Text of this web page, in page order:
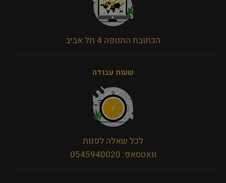
הכתובת התנופה 4 תל אביב
שעות עבודה
לכל שאלה לפנות
וואטסאפ: 0545940020